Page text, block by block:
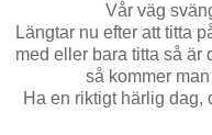
Vår väg
Längtar nu efter att titta
med eller bara titta så är
så kommer
Ha en riktigt härlig dag,